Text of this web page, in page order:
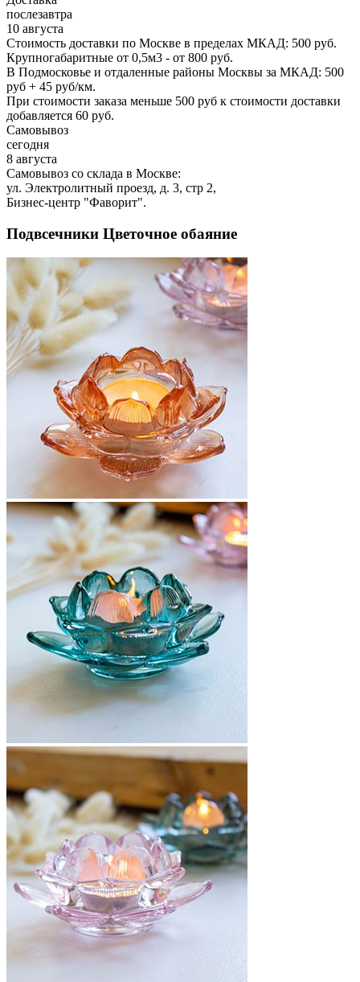
послезавтра
10 августа
Стоимость доставки по Москве в пределах МКАД: 500 руб.
Крупногабаритные от 0,5м3 - от 800 руб.
В Подмосковье и отдаленные районы Москвы за МКАД: 500
руб + 45 руб/км.
При стоимости заказа меньше 500 руб к стоимости доставки
добавляется 60 руб.
Самовывоз
сегодня
8 августа
Самовывоз со склада в Москве:
ул. Электролитный проезд, д. 3, стр 2,
Бизнес-центр "Фаворит".
Подвсечники Цветочное обаяние